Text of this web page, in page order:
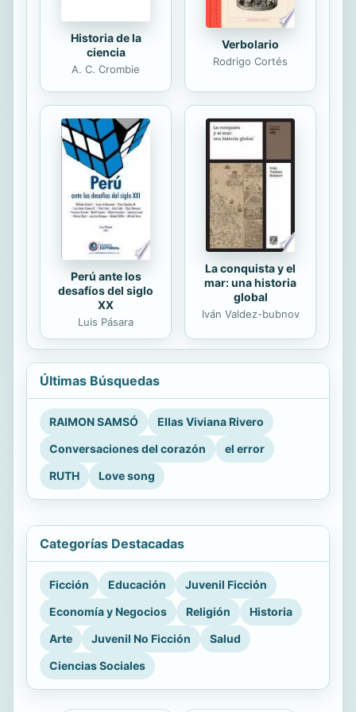
Historia de la
ciencia
A. C. Crombie
Verbolario
Rodrigo Cortés
Perú ante los
desafíos del siglo
XX
Luis Pásara
La conquista y el
mar: una historia
global
Iván Valdez-bubnov
Últimas Búsquedas
RAIMON SAMSÓ
Ellas Viviana Rivero
Conversaciones del corazón
el error
RUTH
Love song
Categorías Destacadas
Ficción Educación
Juvenil Ficción
Economía y Negocios
Religión
Historia
Arte
Juvenil No Ficción
Salud
Ciencias Sociales